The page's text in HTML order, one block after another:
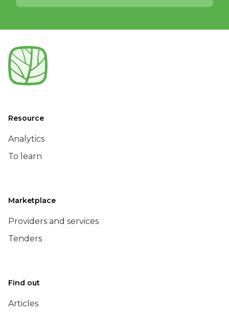
Resource
Analytics
To learn
Marketplace
Providers and services
Tenders
Find out
Articles